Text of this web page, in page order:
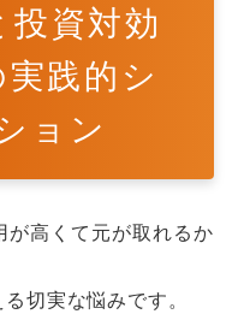
資対効
践的シ
ョン
が高くて元が取れるか
切実な悩みです。